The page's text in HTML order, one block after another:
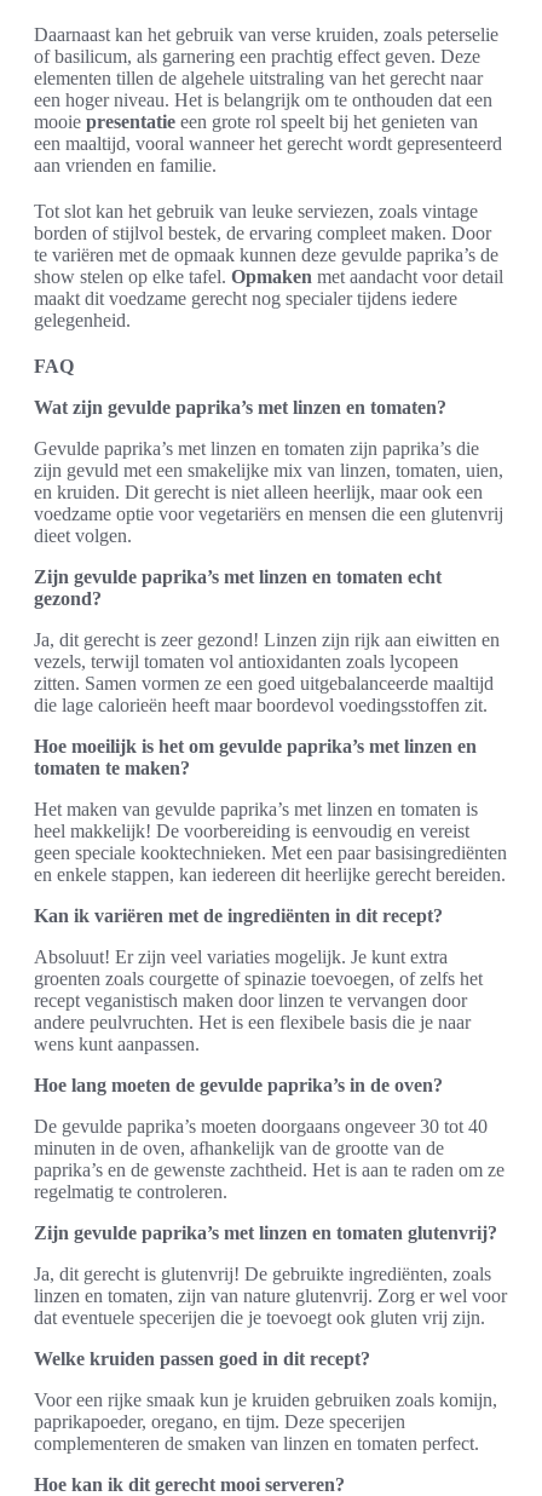
Daarnaast kan het gebruik van verse kruiden, zoals peterselie
of basilicum, als garnering een prachtig effect geven. Deze
elementen tillen de algehele uitstraling van het gerecht naar
een hoger niveau. Het is belangrijk om te onthouden dat een
mooie presentatie een grote rol speelt bij het genieten van
een maaltijd, vooral wanneer het gerecht wordt gepresenteerd
aan vrienden en familie.
Tot slot kan het gebruik van leuke serviezen, zoals vintage
borden of stijlvol bestek, de ervaring compleet maken. Door
te variëren met de opmaak kunnen deze gevulde paprika’s de
show stelen op elke tafel. Opmaken met aandacht voor detail
maakt dit voedzame gerecht nog specialer tijdens iedere
gelegenheid.
FAQ
Wat zijn gevulde paprika’s met linzen en tomaten?
Gevulde paprika’s met linzen en tomaten zijn paprika’s die
zijn gevuld met een smakelijke mix van linzen, tomaten, uien,
en kruiden. Dit gerecht is niet alleen heerlijk, maar ook een
voedzame optie voor vegetariërs en mensen die een glutenvrij
dieet volgen.
Zijn gevulde paprika’s met linzen en tomaten echt
gezond?
Ja, dit gerecht is zeer gezond! Linzen zijn rijk aan eiwitten en
vezels, terwijl tomaten vol antioxidanten zoals lycopeen
zitten. Samen vormen ze een goed uitgebalanceerde maaltijd
die lage calorieën heeft maar boordevol voedingsstoffen zit.
Hoe moeilijk is het om gevulde paprika’s met linzen en
tomaten te maken?
Het maken van gevulde paprika’s met linzen en tomaten is
heel makkelijk! De voorbereiding is eenvoudig en vereist
geen speciale kooktechnieken. Met een paar basisingrediënten
en enkele stappen, kan iedereen dit heerlijke gerecht bereiden.
Kan ik variëren met de ingrediënten in dit recept?
Absoluut! Er zijn veel variaties mogelijk. Je kunt extra
groenten zoals courgette of spinazie toevoegen, of zelfs het
recept veganistisch maken door linzen te vervangen door
andere peulvruchten. Het is een flexibele basis die je naar
wens kunt aanpassen.
Hoe lang moeten de gevulde paprika’s in de oven?
De gevulde paprika’s moeten doorgaans ongeveer 30 tot 40
minuten in de oven, afhankelijk van de grootte van de
paprika’s en de gewenste zachtheid. Het is aan te raden om ze
regelmatig te controleren.
Zijn gevulde paprika’s met linzen en tomaten glutenvrij?
Ja, dit gerecht is glutenvrij! De gebruikte ingrediënten, zoals
linzen en tomaten, zijn van nature glutenvrij. Zorg er wel voor
dat eventuele specerijen die je toevoegt ook gluten vrij zijn.
Welke kruiden passen goed in dit recept?
Voor een rijke smaak kun je kruiden gebruiken zoals komijn,
paprikapoeder, oregano, en tijm. Deze specerijen
complementeren de smaken van linzen en tomaten perfect.
Hoe kan ik dit gerecht mooi serveren?